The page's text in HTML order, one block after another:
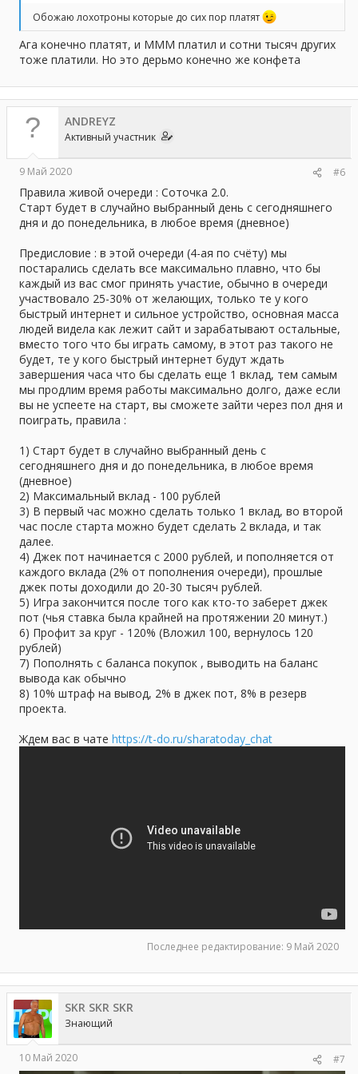
--Ссылка удалена--
1. DICE! (топ!)
2. Напёрстки
4. ГЕРОЙ
5. ШАРА КЕЙСЫ
«УГАДАЙ КУРС» (новинка)
Правила игры «УГАДАЙ КУРС»:
заработка на колебаниях курса Биткоина. Это возможность
приумножить свои финансы в очень короткий срок!
Основные правила игры:
1. Вы указываете сумму ставки: от 10.00 руб. до 5000.00 руб.
2. Вы указываете время, в которое произойдет подведение
3. Вы должны сделать прогноз куда пойдет курс: вверх или
вниз от того что указан (курс обновляется раз в 2 секунды)
4. Дождитесь указанного Вами времени и Вы можете
выиграть 175.00% на счёт для вывода, если правильно
сделаете прогноз.
5. Вы можете делать неограниченное количество ставок.
Внимание!Все курсы транслируются в реальном времени с
сайта binance.com
Регистрация!
Реф(у меня выставлен AutoRefback 50%)
Не Реф
Обожаю лохотроны которые до сих пор платят
Ага конечно платят, и МММ платил и сотни тысяч других
тоже платили. Но это дерьмо конечно же конфета
ANDREYZ
Активный участник
9 Май 2020 #6
Правила живой очереди : Соточка 2.0.
Старт будет в случайно выбранный день с сегодняшнего
дня и до понедельника, в любое время (дневное)
Предисловие : в этой очереди (4-ая по счёту) мы
постарались сделать все максимально плавно, что бы
каждый из вас смог принять участие, обычно в очереди
участвовало 25-30% от желающих, только те у кого
быстрый интернет и сильное устройство, основная масса
людей видела как лежит сайт и зарабатывают остальные,
вместо того что бы играть самому, в этот раз такого не
будет, те у кого быстрый интернет будут ждать
завершения часа что бы сделать еще 1 вклад, тем самым
мы продлим время работы максимально долго, даже если
вы не успеете на старт, вы сможете зайти через пол дня и
поиграть, правила :
1) Старт будет в случайно выбранный день с
сегодняшнего дня и до понедельника, в любое время
(дневное)
2) Максимальный вклад - 100 рублей
3) В первый час можно сделать только 1 вклад, во второй
час после старта можно будет сделать 2 вклада, и так
далее.
4) Джек пот начинается с 2000 рублей, и пополняется от
каждого вклада (2% от пополнения очереди), прошлые
джек поты доходили до 20-30 тысяч рублей.
5) Игра закончится после того как кто-то заберет джек
пот (чья ставка была крайней на протяжении 20 минут.)
6) Профит за круг - 120% (Вложил 100, вернулось 120
рублей)
7) Пополнять с баланса покупок , выводить на баланс
вывода как обычно
8) 10% штраф на вывод, 2% в джек пот, 8% в резерв
проекта.
Ждем вас в чате https://t-do.ru/sharatoday_chat
Последнее редактирование: 9 Май 2020
SKR SKR SKR
Знающий
10 Май 2020 #7